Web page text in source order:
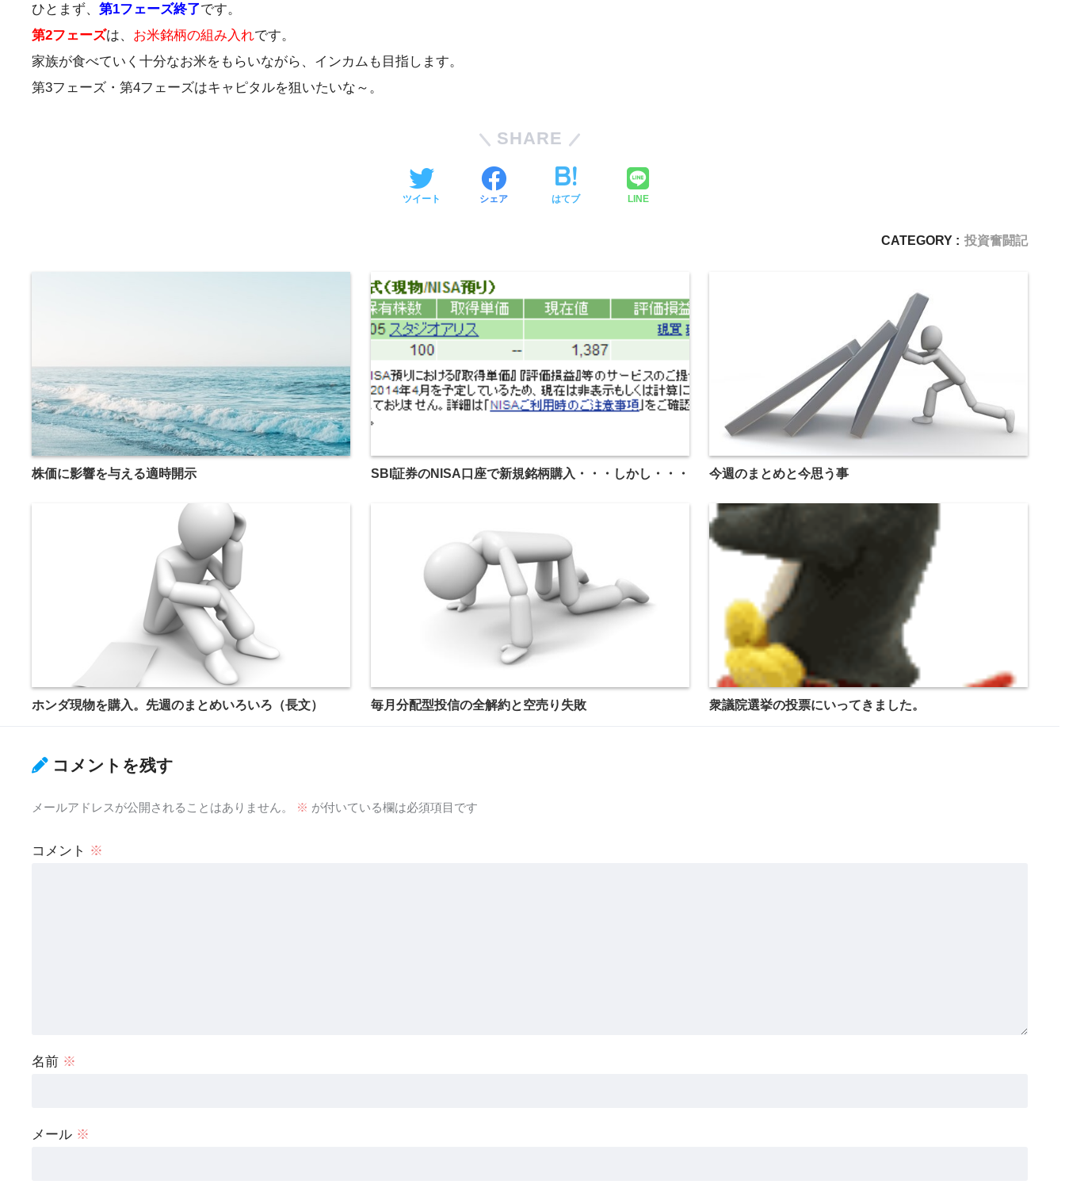
ひとまず、 第1フェーズ終了です。
第2フェーズは、 お米銘柄の組み入れです。
家族が食べていく十分なお米をもらいながら、インカムも目指します。
第3フェーズ・第4フェーズはキャピタルを狙いたいな～。
SHARE
ツイート シェア はてブ LINE
CATEGORY : 投資奮闘記
株価に影響を与える適時開示 SBI証券のNISA口座で新規銘柄購入・・・しかし・・・ 今週のまとめと今思う事
ホンダ現物を購入。先週のまとめいろいろ（長文） 毎月分配型投信の全解約と空売り失敗 衆議院選挙の投票にいってきました。
コメントを残す
メールアドレスが公開されることはありません。 ※ が付いている欄は必須項目です
コメント ※
名前 ※
メール ※